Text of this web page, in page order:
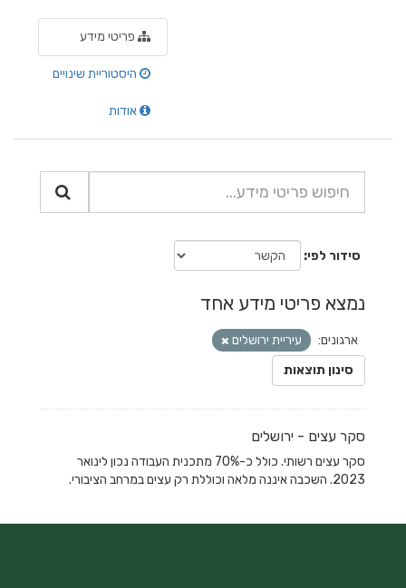
פריטי מידע
היסטוריית שינויים
אודות
סידור לפי
נמצא פריטי מידע אחד
ארגונים:
עיריית ירושלים
סינון תוצאות
סקר עצים - ירושלים
סקר עצים רשותי. כולל כ-70% מתכנית העבודה נכון לינואר
2023. השכבה איננה מלאה וכוללת רק עצים במרחב הציבורי.